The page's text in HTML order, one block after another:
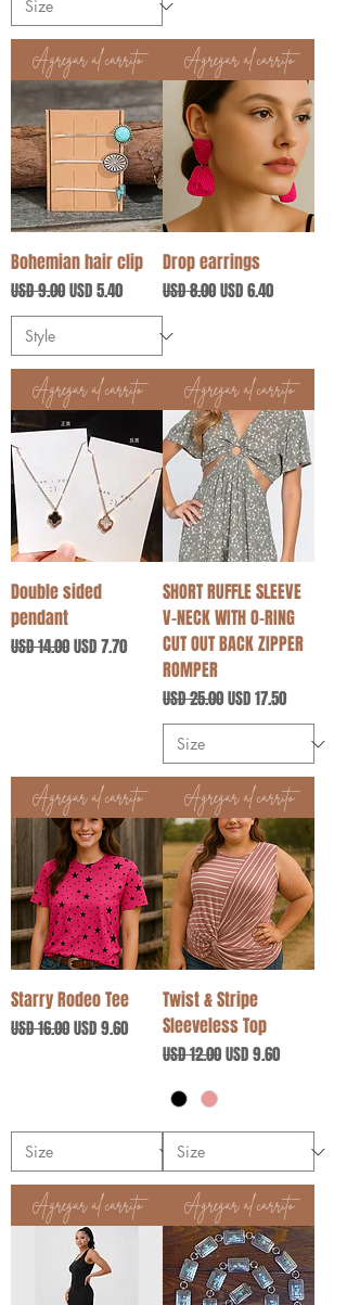
Agregar al carrito Agregar al carrito
Bohemian hair clip
Precio
USD 9.00Precio de oferta
USD 5.40
Agregar al carrito
Drop earrings
Precio
USD 8.00Precio de oferta
USD 6.40
Agregar al carrito
Double sided
pendant
Precio
USD 14.00Precio de oferta
USD 7.70
Agregar al carrito
SHORT RUFFLE SLEEVE
V-NECK WITH O-RING
CUT OUT BACK ZIPPER
ROMPER
Precio
USD 25.00Precio de oferta
USD 17.50
Agregar al carrito
Starry Rodeo Tee
Precio
USD 16.00Precio de oferta
USD 9.60
Agregar al carrito
Twist & Stripe
Sleeveless Top
Precio
USD 12.00Precio de oferta
USD 9.60
Agregar al carrito